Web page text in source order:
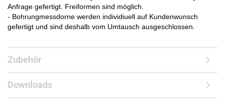
Anfrage gefertigt. Freiformen sind möglich.
- Bohrungmessdorne werden individiuell auf Kundenwunsch
gefertigt und sind deshalb vom Umtausch ausgeschlossen.
Zubehör
Downloads